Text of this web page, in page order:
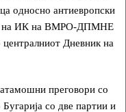
односно антиевропски
на ИК на ВМРО-ДПМНЕ
Дневник на
преговори со
со две партии и